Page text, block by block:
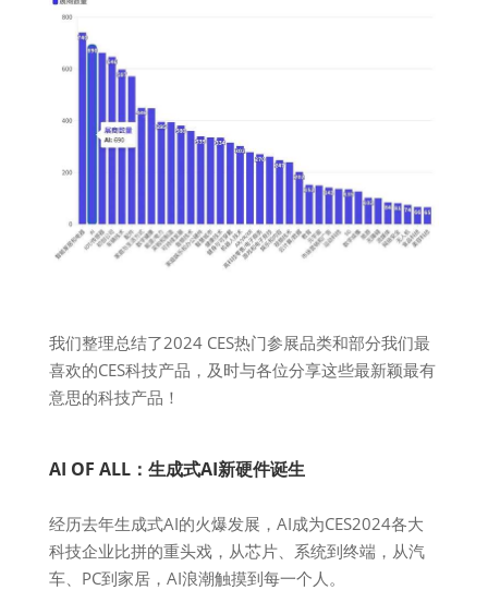
我们整理总结了2024 CES热门参展品类和部分我们最
喜欢的CES科技产品，及时与各位分享这些最新颖最有
意思的科技产品！
AI OF ALL：生成式AI新硬件诞生
经历去年生成式AI的火爆发展，AI成为CES2024各大
科技企业比拼的重头戏，从芯片、系统到终端，从汽
车、PC到家居，AI浪潮触摸到每一个人。